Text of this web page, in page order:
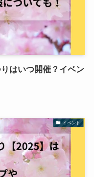
はいつ開催？イベン
イベント